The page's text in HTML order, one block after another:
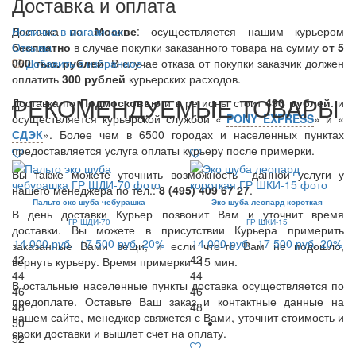
Доставка поМоскве: осуществляется нашим курьером
бесплатно в случае покупки заказанного товара на сумму от 5
000 тыс. рублей. В случае отказа от покупки заказчик должен
оплатить 300 рублей курьерских расходов.
Доставка поПодмосковьюи в регионы стоит490 рублей. и
осуществляется курьерской службой «PONY EXPRESS» и «
СДЭК». Более чем в 6500 городах и населенных пунктах
предоставляется услуга оплаты курьеру после примерки.
Вы также можете уточнить возможность данной услуги у
нашего менеджера по тел.:8 (495) 409 67 27.
В день доставки Курьер позвонит Вам и уточнит время
доставки. Вы можете в присутствии Курьера примерить
заказанные Вами вещи, и если что-то Вам не подошло,
вернуть курьеру. Время примерки -15 мин.
В остальные населенные пункты доставка осуществляется по
предоплате. Оставьте Ваш заказ и контактные данные на
нашем сайте, менеджер свяжется с Вами, уточнит стоимость и
сроки доставки и вышлет счет на оплату.
Наличие в магазинах
Отзывы
Добавить в избранное
РЕКОМЕНДУЕМЫЕ ТОВАРЫ
Пальто эко шуба чебурашка
ГР ШДИ-70
14 000 руб. 17 500 руб. 20%
42
44
46
48
50
52
Эко шуба леопард короткая
ГР ШКИ-15
14 000 руб. 17 500 руб. 20%
42
44
46
48